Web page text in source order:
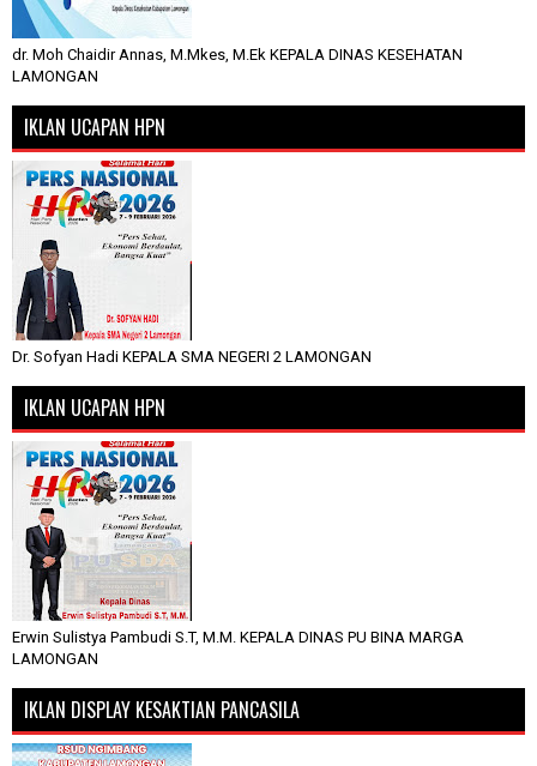
dr. Moh Chaidir Annas, M.Mkes, M.Ek KEPALA DINAS KESEHATAN
LAMONGAN
IKLAN UCAPAN HPN
Dr. Sofyan Hadi KEPALA SMA NEGERI 2 LAMONGAN
IKLAN UCAPAN HPN
Erwin Sulistya Pambudi S.T, M.M. KEPALA DINAS PU BINA MARGA
LAMONGAN
IKLAN DISPLAY KESAKTIAN PANCASILA